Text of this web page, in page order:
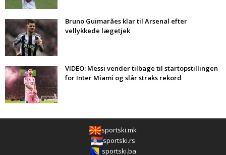
Bruno Guimarães klar til Arsenal efter
vellykkede lægetjek
VIDEO: Messi vender tilbage til startopstillingen
for Inter Miami og slår straks rekord
sportski.mk
sportski.rs
sportski.ba